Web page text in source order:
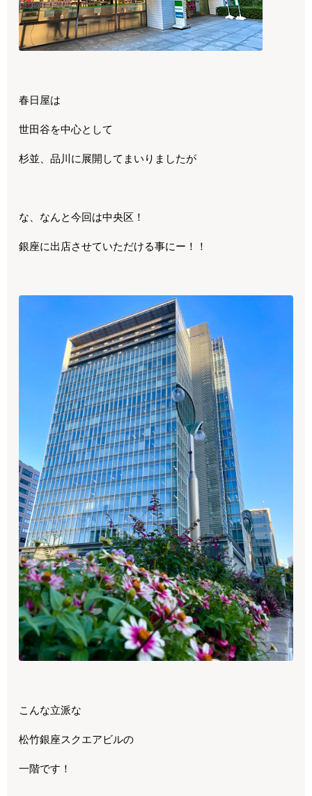
春日屋は
世田谷を中心として
杉並、品川に展開してまいりましたが
な、なんと今回は中央区！
銀座に出店させていただける事にー！！
こんな立派な
松竹銀座スクエアビルの
一階です！